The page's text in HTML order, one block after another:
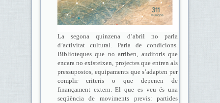
La segona quinzena d’abril no parla
d’activitat cultural. Parla de condicions.
Biblioteques que no arriben, auditoris que
encara no existeixen, projectes que entren als
pressupostos, equipaments que s’adapten per
complir criteris o que depenen de
finançament extern. El que es veu és una
seqüència de moviments previs: partides